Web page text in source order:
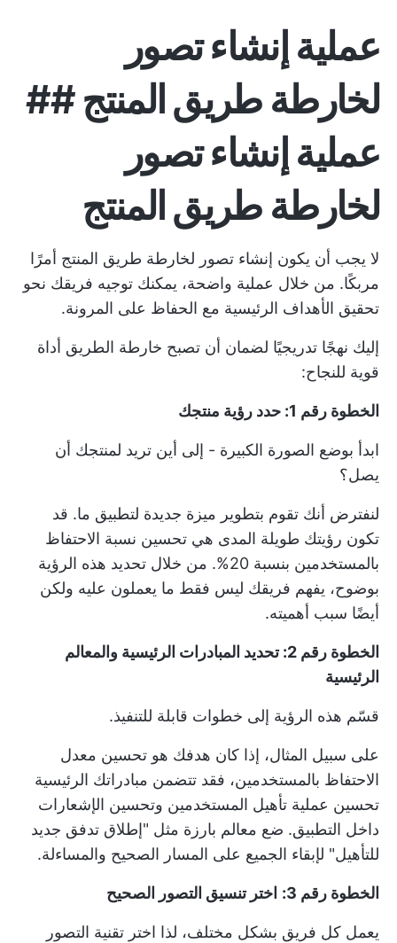
عملية إنشاء تصور
لخارطة طريق المنتج ##
عملية إنشاء تصور
لخارطة طريق المنتج
لا يجب أن يكون إنشاء تصور لخارطة طريق المنتج أمرًا
مربكًا. من خلال عملية واضحة، يمكنك توجيه فريقك نحو
تحقيق الأهداف الرئيسية مع الحفاظ على المرونة.
إليك نهجًا تدريجيًا لضمان أن تصبح خارطة الطريق أداة
قوية للنجاح:
الخطوة رقم 1: حدد رؤية منتجك
ابدأ بوضع الصورة الكبيرة - إلى أين تريد لمنتجك أن
يصل؟
لنفترض أنك تقوم بتطوير ميزة جديدة لتطبيق ما. قد
تكون رؤيتك طويلة المدى هي تحسين نسبة الاحتفاظ
بالمستخدمين بنسبة 20%. من خلال تحديد هذه الرؤية
بوضوح، يفهم فريقك ليس فقط ما يعملون عليه ولكن
أيضًا سبب أهميته.
الخطوة رقم 2: تحديد المبادرات الرئيسية والمعالم
الرئيسية
قسّم هذه الرؤية إلى خطوات قابلة للتنفيذ.
على سبيل المثال، إذا كان هدفك هو تحسين معدل
الاحتفاظ بالمستخدمين، فقد تتضمن مبادراتك الرئيسية
تحسين عملية تأهيل المستخدمين وتحسين الإشعارات
داخل التطبيق. ضع معالم بارزة مثل "إطلاق تدفق جديد
للتأهيل" لإبقاء الجميع على المسار الصحيح والمساءلة.
الخطوة رقم 3: اختر تنسيق التصور الصحيح
يعمل كل فريق بشكل مختلف، لذا اختر تقنية التصور